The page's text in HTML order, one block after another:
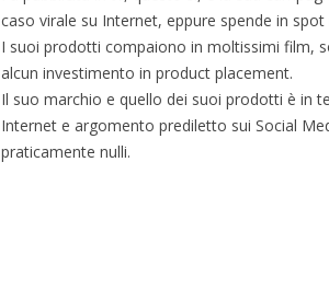
caso virale su Internet, eppure spende in
I suoi prodotti compaiono in moltissimi film,
alcun investimento in product placement.
Il suo marchio e quello dei suoi prodotti è in
Internet e argomento prediletto sui Social
praticamente nulli.